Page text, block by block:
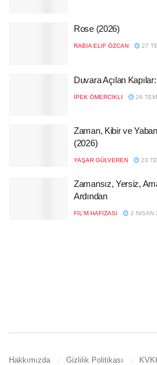
Rose (2026)
RABIA ELIF ÖZCAN 27
Duvara Açılan
İPEK ÖMERCIKLI 26
Zaman, Kibir ve
(2026)
YAŞAR GÜLVEREN 23
Zamansız, Yersiz,
Ardından
FIL'M HAFIZASI 2 NISAN
Hakkımızda Gizlilik Politikası